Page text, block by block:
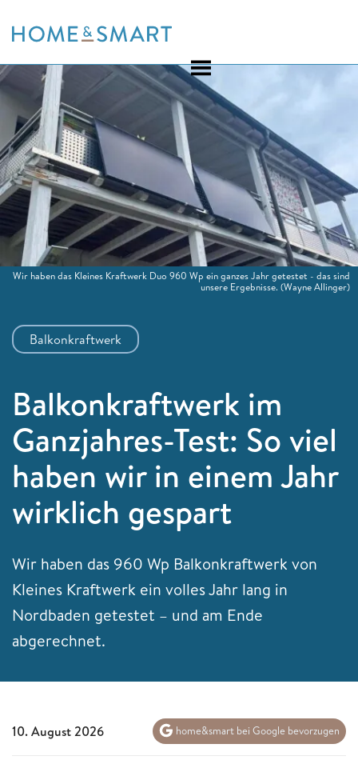
to
Balkonkraftwerk
Balkonkraftwerk im
Ganzjahres-Test: So viel
haben wir in einem Jahr
wirklich gespart
Wir haben das 960 Wp Balkonkraftwerk von
Kleines Kraftwerk ein volles Jahr lang in
Nordbaden getestet – und am Ende
abgerechnet.
Wir haben das Kleines Kraftwerk Duo 960 Wp ein ganzes Jahr getestet - das sind
unsere Ergebnisse.(Wayne Allinger)
10. August 2026 home&smart bei Google bevorzugen